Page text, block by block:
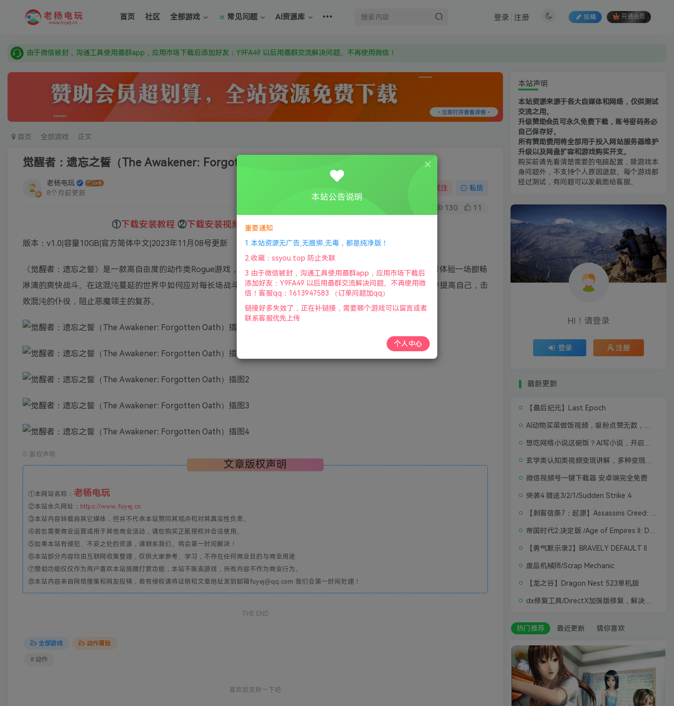
首页 社区 全部游戏 常见问题 AI资源库 投稿 开通会员
登录 注册
本站资源来自网络搜集，如有侵权，请联系删除：fuyej@qq.com 附上证书和内容链接
需要什么游戏请联系客服，若链接失效请联系客服，百度网盘边上的激活码也是解压密码
首页 全部游戏 正文
觉醒者：遗忘之誓（The Awakener: Forgotten Oath）
老杨电玩
8个月前更新
关注 私信
130 11
①下载安装教程 ②下载安装视频教程 ③
版本：v1.0|容量10GB|官方简体中文|2023年11月08号更新
《觉醒者：遗忘之誓》是一款高自由度的动作类Rogue游戏，玩家将以第三人称视角化身为瑟莱德十二神选中的觉醒者体验一场酣畅
淋漓的爽快战斗。在这混沌蔓延的世界中如何应对每长场战斗的主动权都握在玩家手上，在不断的战斗与死亡的过程中提高自己，击
败混沌的仆役，阻止恶魔领主的复苏。
© 版权声明
文章版权声明
①本网站名称： 老杨电玩
②本站永久网址： https://www.fuyej.cn
③本站内容转载自其它媒体，但并不代表本站赞同其观点和对其真实性负责。
④若您需要商业运营或用于其他商业活动，请您购买正版授权并合法使用。
⑤如果本站有侵犯、不妥之处的资源，请联系我们。将会第一时间解决！
⑥本站部分内容均由互联网收集整理，仅供大家参考、学习，不存在任何商业目的与商业用途
⑦赞助功能仅仅作为用户喜欢本站捐赠打赏功能，本站不贩卖游戏，所有内容不作为商业行为。
⑧本站内容来自网络搜集和网友投稿，若有侵权请将证明和文章地址发到邮箱fuyej@qq.com 我们会第一时间处理！
THE END
全部游戏 动作冒险
# 动作
喜欢就支持一下吧
本站声明
本站资源来源于各大自媒体和网络，仅供测试
交流之用。
升级赞助会员可永久免费下载，账号密码务必
自己保存好。
所有赞助费用将全部用于投入网站服务器维护
升级以及网盘扩容和游戏购买开支。
购买前请先看清楚需要的电脑配置，除游戏本
身问题外，不支持个人原因退款。每个游戏都
经过测试，有问题可以发截图给客服。
HI！请登录
登录 注册
最新更新
【最后纪元】Last Epoch
微信视频号一键下载器 安卓端完全免费
突袭4 赠送3/2/1/Sudden Strike 4
【勇气默示录2】BRAVELY DEFAULT II
废品机械师/Scrap Mechanic
【龙之谷】Dragon Nest 523单机版
热门推荐 最近更新 猜你喜欢
本站公告说明
重要通知
1.本站资源无广告,无捆绑,无毒，都是纯净版！
2.收藏：ssyou.top 防止失联
3.由于微信被封，沟通工具使用最群app，应用市场下载后
添加好友：Y9FA49 以后用最群交流解决问题。不再使用微
信！客服qq：1613947583 （订单问题加qq）
链接好多失效了，正在补链接，需要哪个游戏可以留言或者
联系客服优先上传
个人中心